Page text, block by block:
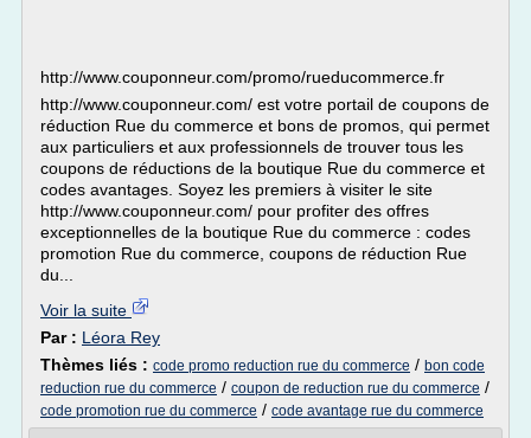
http://www.couponneur.com/promo/rueducommerce.fr
http://www.couponneur.com/ est votre portail de coupons de
réduction Rue du commerce et bons de promos, qui permet
aux particuliers et aux professionnels de trouver tous les
coupons de réductions de la boutique Rue du commerce et
codes avantages. Soyez les premiers à visiter le site
http://www.couponneur.com/ pour profiter des offres
exceptionnelles de la boutique Rue du commerce : codes
promotion Rue du commerce, coupons de réduction Rue
du...
Voir la suite
Par : Léora Rey
Thèmes liés : code promo reduction rue du commerce / bon code
reduction rue du commerce / coupon de reduction rue du commerce /
code promotion rue du commerce / code avantage rue du commerce